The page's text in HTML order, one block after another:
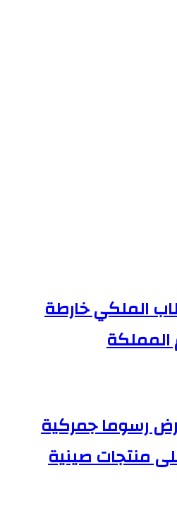
الملكي خارطة
المملكة
رسوما جمركية
منتجات صينية